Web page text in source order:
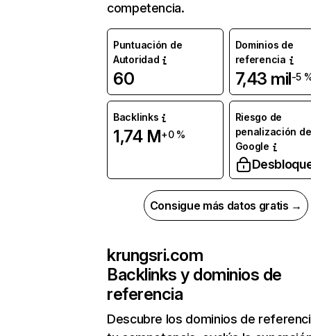
competencia.
Puntuación de
Autoridad
60
Dominios de
referencia
7,43 mil-5
Backlinks
1,74 M+0 %
Riesgo de
penalización de
Google
Consigue más datos gratis →
krungsri.com
Backlinks y dominios de
referencia
Descubre los dominios de